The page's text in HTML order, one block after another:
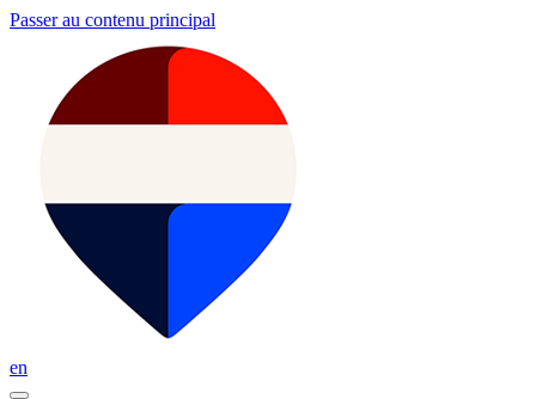
Passer au contenu principal
en